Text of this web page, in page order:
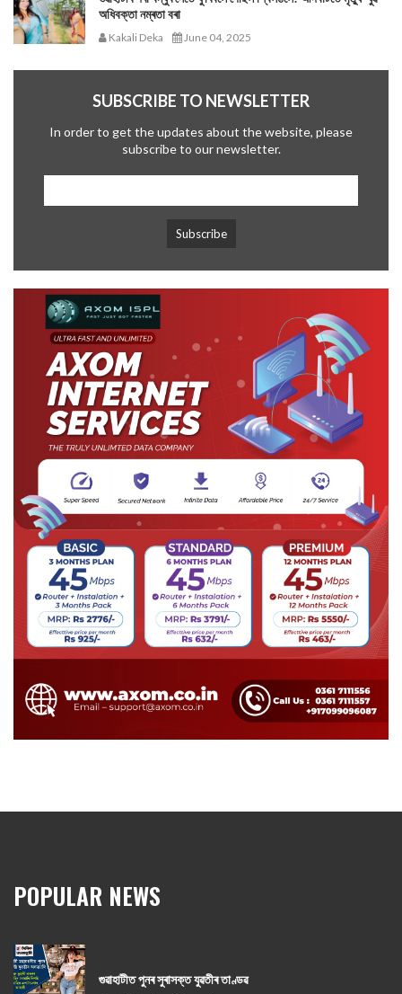
অধিবক্তা নম্ৰতা বৰা
Kakali Deka June 04, 2025
SUBSCRIBE TO NEWSLETTER
In order to get the updates about the website, please
subscribe to our newsletter.
POPULAR NEWS
গুৱাহাটীত পুনৰ সুৰাসক্ত যুৱতীৰ তাণ্ডৱ